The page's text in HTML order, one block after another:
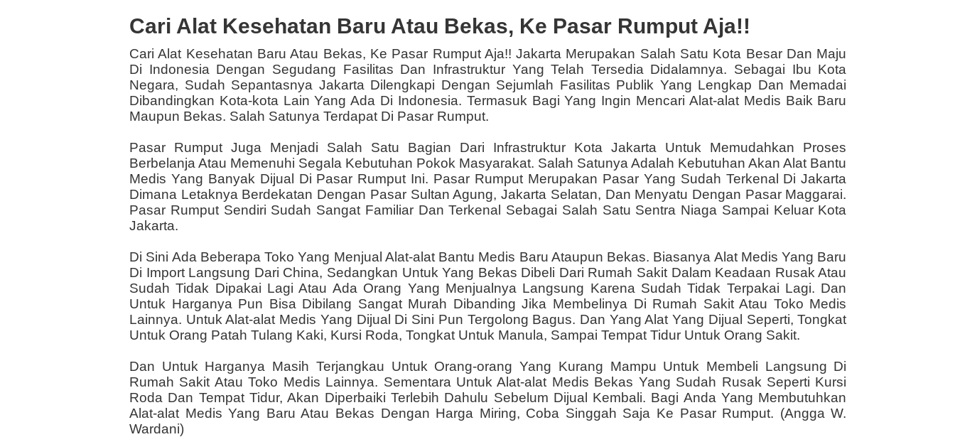
Cari Alat Kesehatan Baru Atau Bekas, Ke Pasar Rumput Aja!!
Cari Alat Kesehatan Baru Atau Bekas, Ke Pasar Rumput Aja!! Jakarta Merupakan Salah Satu Kota Besar Dan Maju
Di Indonesia Dengan Segudang Fasilitas Dan Infrastruktur Yang Telah Tersedia Didalamnya. Sebagai Ibu Kota
Negara, Sudah Sepantasnya Jakarta Dilengkapi Dengan Sejumlah Fasilitas Publik Yang Lengkap Dan Memadai
Dibandingkan Kota-kota Lain Yang Ada Di Indonesia. Termasuk Bagi Yang Ingin Mencari Alat-alat Medis Baik Baru
Maupun Bekas. Salah Satunya Terdapat Di Pasar Rumput.
Pasar Rumput Juga Menjadi Salah Satu Bagian Dari Infrastruktur Kota Jakarta Untuk Memudahkan Proses
Berbelanja Atau Memenuhi Segala Kebutuhan Pokok Masyarakat. Salah Satunya Adalah Kebutuhan Akan Alat Bantu
Medis Yang Banyak Dijual Di Pasar Rumput Ini. Pasar Rumput Merupakan Pasar Yang Sudah Terkenal Di Jakarta
Dimana Letaknya Berdekatan Dengan Pasar Sultan Agung, Jakarta Selatan, Dan Menyatu Dengan Pasar Maggarai.
Pasar Rumput Sendiri Sudah Sangat Familiar Dan Terkenal Sebagai Salah Satu Sentra Niaga Sampai Keluar Kota
Jakarta.
Di Sini Ada Beberapa Toko Yang Menjual Alat-alat Bantu Medis Baru Ataupun Bekas. Biasanya Alat Medis Yang Baru
Di Import Langsung Dari China, Sedangkan Untuk Yang Bekas Dibeli Dari Rumah Sakit Dalam Keadaan Rusak Atau
Sudah Tidak Dipakai Lagi Atau Ada Orang Yang Menjualnya Langsung Karena Sudah Tidak Terpakai Lagi. Dan
Untuk Harganya Pun Bisa Dibilang Sangat Murah Dibanding Jika Membelinya Di Rumah Sakit Atau Toko Medis
Lainnya. Untuk Alat-alat Medis Yang Dijual Di Sini Pun Tergolong Bagus. Dan Yang Alat Yang Dijual Seperti, Tongkat
Untuk Orang Patah Tulang Kaki, Kursi Roda, Tongkat Untuk Manula, Sampai Tempat Tidur Untuk Orang Sakit.
Dan Untuk Harganya Masih Terjangkau Untuk Orang-orang Yang Kurang Mampu Untuk Membeli Langsung Di
Rumah Sakit Atau Toko Medis Lainnya. Sementara Untuk Alat-alat Medis Bekas Yang Sudah Rusak Seperti Kursi
Roda Dan Tempat Tidur, Akan Diperbaiki Terlebih Dahulu Sebelum Dijual Kembali. Bagi Anda Yang Membutuhkan
Alat-alat Medis Yang Baru Atau Bekas Dengan Harga Miring, Coba Singgah Saja Ke Pasar Rumput. (Angga W.
Wardani)